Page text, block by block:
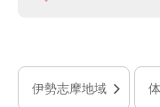
伊勢志摩地域